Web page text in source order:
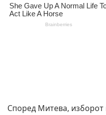
Според Митева,